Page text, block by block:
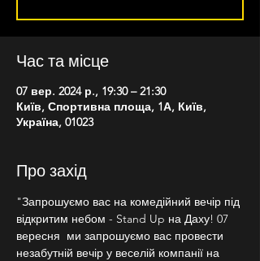
Час та місце
07 вер. 2024 р., 19:30 – 21:30
Київ, Спортивна площа, 1А, Київ,
Україна, 01023
Про захід
"Запрошуємо вас на комедійний вечір під
відкритим небом - Stand Up на Даху! 07
вересня  ми запрошуємо вас провести
незабутній вечір у веселій компанії на